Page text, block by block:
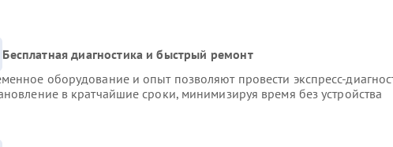
Бесплатная диагностика и быстрый ремонт
оборудование и опыт позволяют провести экспресс-
в кратчайшие сроки, минимизируя время без устройства